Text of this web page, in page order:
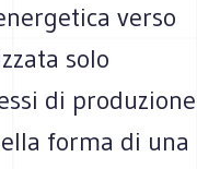
verso
solo
di produzione
forma di una